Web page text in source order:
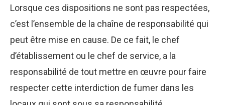
Lorsque ces dispositions ne sont pas respectées,
c’est l’ensemble de la chaîne de responsabilité qui
peut être mise en cause. De ce fait, le chef
d’établissement ou le chef de service, a la
responsabilité de tout mettre en œuvre pour faire
respecter cette interdiction de fumer dans les